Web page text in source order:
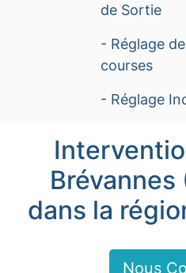
de Sortie
- Réglage
courses
- Réglage
dans la
Nous